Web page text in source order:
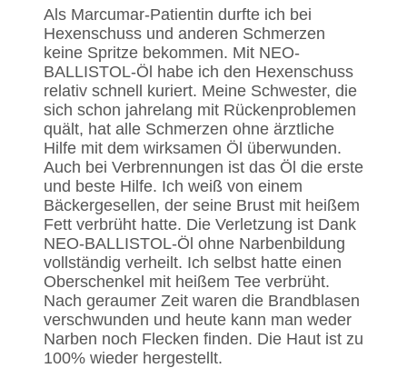
Als Marcumar-Patientin durfte ich bei
Hexenschuss und anderen Schmerzen
keine Spritze bekommen. Mit NEO-
BALLISTOL-Öl habe ich den Hexenschuss
relativ schnell kuriert. Meine Schwester, die
sich schon jahrelang mit Rückenproblemen
quält, hat alle Schmerzen ohne ärztliche
Hilfe mit dem wirksamen Öl überwunden.
Auch bei Verbrennungen ist das Öl die erste
und beste Hilfe. Ich weiß von einem
Bäckergesellen, der seine Brust mit heißem
Fett verbrüht hatte. Die Verletzung ist Dank
NEO-BALLISTOL-Öl ohne Narbenbildung
vollständig verheilt. Ich selbst hatte einen
Oberschenkel mit heißem Tee verbrüht.
Nach geraumer Zeit waren die Brandblasen
verschwunden und heute kann man weder
Narben noch Flecken finden. Die Haut ist zu
100% wieder hergestellt.